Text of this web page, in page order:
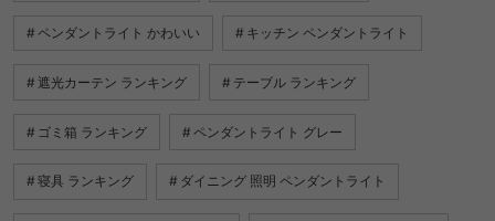
ペンダントライト かわいい キッチン ペンダントライト
遮光カーテン ランキング テーブル ランキング
ゴミ箱 ランキング ペンダントライト グレー
寝具 ランキング ダイニング 照明 ペンダントライト